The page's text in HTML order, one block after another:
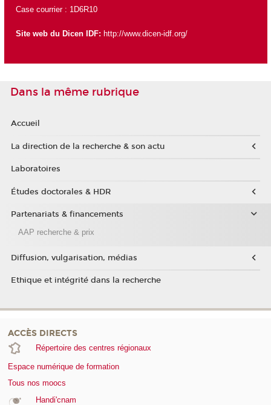
Case courrier : 1D6R10
Site web du Dicen IDF: http://www.dicen-idf.org/
Dans la même rubrique
Accueil
La direction de la recherche & son actu
Laboratoires
Études doctorales & HDR
Partenariats & financements
AAP recherche & prix
Diffusion, vulgarisation, médias
Ethique et intégrité dans la recherche
ACCÈS DIRECTS
Répertoire des centres régionaux
Espace numérique de formation
Tous nos moocs
Handi'cnam